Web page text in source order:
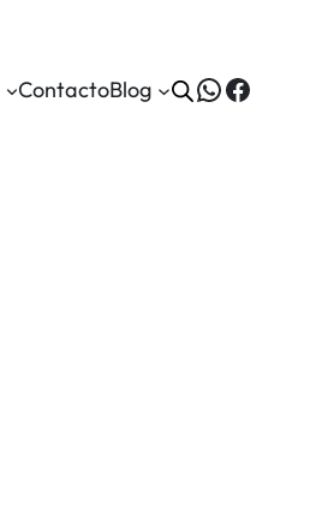
ContactoBlog WhatsApp